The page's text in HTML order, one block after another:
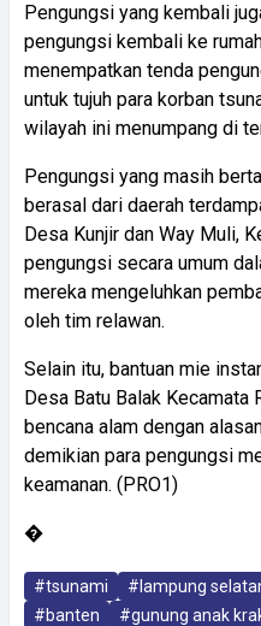
Pengungsi yang kembali
pengungsi kembali ke
menempatkan tenda
untuk tujuh para korban
wilayah ini menumpang di
Pengungsi yang masih
berasal dari daerah
Desa Kunjir dan Way Muli,
pengungsi secara umum
mereka mengeluhkan
oleh tim relawan.
Selain itu, bantuan mie
Desa Batu Balak Kecamata
bencana alam dengan
demikian para pengungsi
keamanan. (PRO1)
�
#tsunami #lampung
#banten
#gunung anak